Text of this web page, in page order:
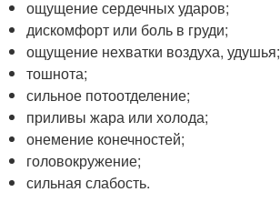
ощущение сердечных ударов;
дискомфорт или боль в груди;
ощущение нехватки воздуха, удушья;
тошнота;
сильное потоотделение;
приливы жара или холода;
онемение конечностей;
головокружение;
сильная слабость.